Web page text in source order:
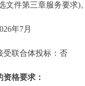
文件第三章服务要求)。
年7月
联合体投标：否
格要求：